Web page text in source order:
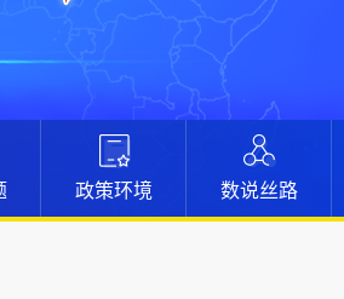
政策环境 数说丝路